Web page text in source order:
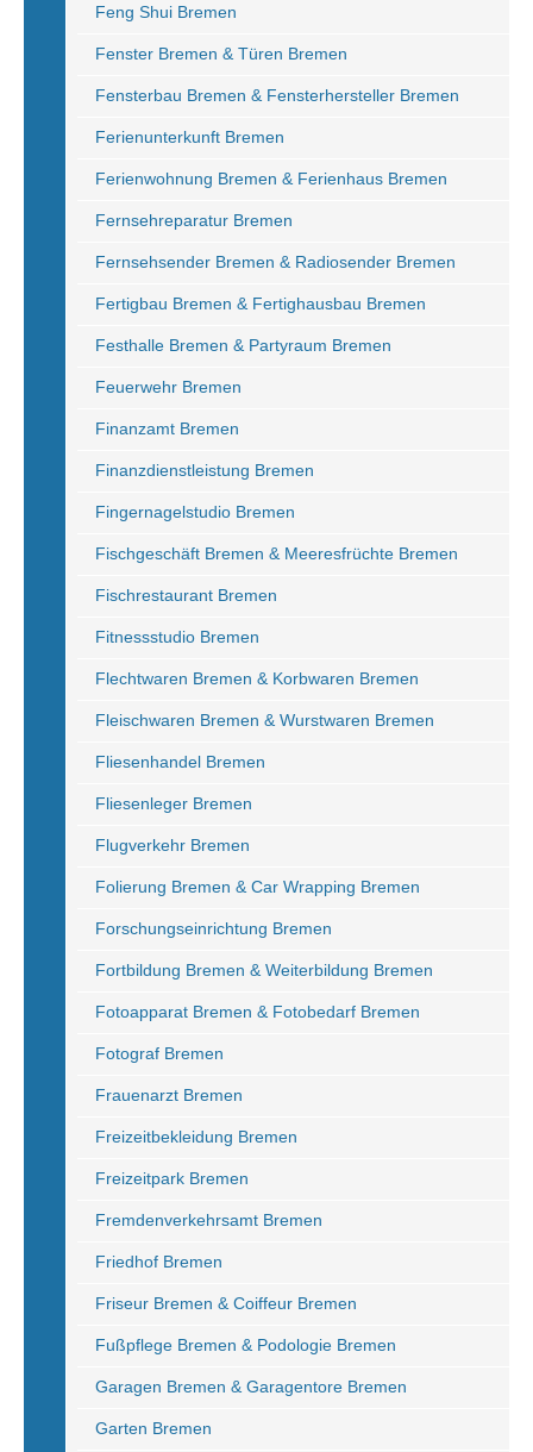
Feng Shui Bremen
Fenster Bremen & Türen Bremen
Fensterbau Bremen & Fensterhersteller Bremen
Ferienunterkunft Bremen
Ferienwohnung Bremen & Ferienhaus Bremen
Fernsehreparatur Bremen
Fernsehsender Bremen & Radiosender Bremen
Fertigbau Bremen & Fertighausbau Bremen
Festhalle Bremen & Partyraum Bremen
Feuerwehr Bremen
Finanzamt Bremen
Finanzdienstleistung Bremen
Fingernagelstudio Bremen
Fischgeschäft Bremen & Meeresfrüchte Bremen
Fischrestaurant Bremen
Fitnessstudio Bremen
Flechtwaren Bremen & Korbwaren Bremen
Fleischwaren Bremen & Wurstwaren Bremen
Fliesenhandel Bremen
Fliesenleger Bremen
Flugverkehr Bremen
Folierung Bremen & Car Wrapping Bremen
Forschungseinrichtung Bremen
Fortbildung Bremen & Weiterbildung Bremen
Fotoapparat Bremen & Fotobedarf Bremen
Fotograf Bremen
Frauenarzt Bremen
Freizeitbekleidung Bremen
Freizeitpark Bremen
Fremdenverkehrsamt Bremen
Friedhof Bremen
Friseur Bremen & Coiffeur Bremen
Fußpflege Bremen & Podologie Bremen
Garagen Bremen & Garagentore Bremen
Garten Bremen